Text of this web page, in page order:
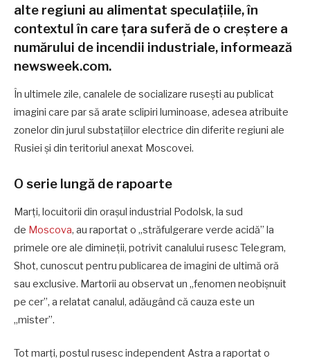
alte regiuni au alimentat speculațiile, în
contextul în care țara suferă de o creștere a
numărului de incendii industriale, informează
newsweek.com.
În ultimele zile, canalele de socializare rusești au publicat
imagini care par să arate sclipiri luminoase, adesea atribuite
zonelor din jurul substațiilor electrice din diferite regiuni ale
Rusiei și din teritoriul anexat Moscovei.
O serie lungă de rapoarte
Marți, locuitorii din orașul industrial Podolsk, la sud
de Moscova, au raportat o „străfulgerare verde acidă” la
primele ore ale dimineții, potrivit canalului rusesc Telegram,
Shot, cunoscut pentru publicarea de imagini de ultimă oră
sau exclusive. Martorii au observat un „fenomen neobișnuit
pe cer”, a relatat canalul, adăugând că cauza este un
„mister”.
Tot marți, postul rusesc independent Astra a raportat o